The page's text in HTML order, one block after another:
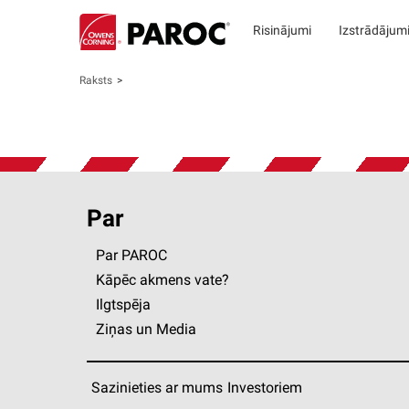
Risinājumi Izstrādājumi
Raksts
Par
Par PAROC
Kāpēc akmens vate?
Ilgtspēja
Ziņas un Media
Sazinieties ar mums Investoriem